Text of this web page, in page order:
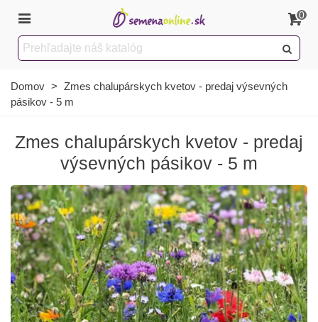
0
Domov > Zmes chalupárskych kvetov - predaj výsevných
pásikov - 5 m
Zmes chalupárskych kvetov - predaj
výsevných pásikov - 5 m